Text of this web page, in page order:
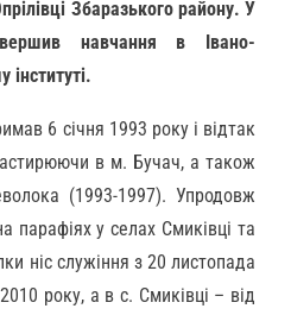
Збаразького району. У
навчання в Івано-
6 січня 1993 року і відтак
в м. Бучач, а також
(1993-1997). Упродовж
парафіях у селах Смиківці та
ніс служіння з 20 листопада
року, а в с. Смиківці – від